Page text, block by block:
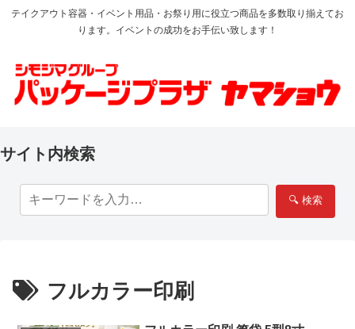
テイクアウト容器・イベント用品・お祭り用に役立つ商品を多数取り揃えてお
ります。イベントの成功をお手伝い致します！
サイト内検索
🔍 検索
フルカラー印刷